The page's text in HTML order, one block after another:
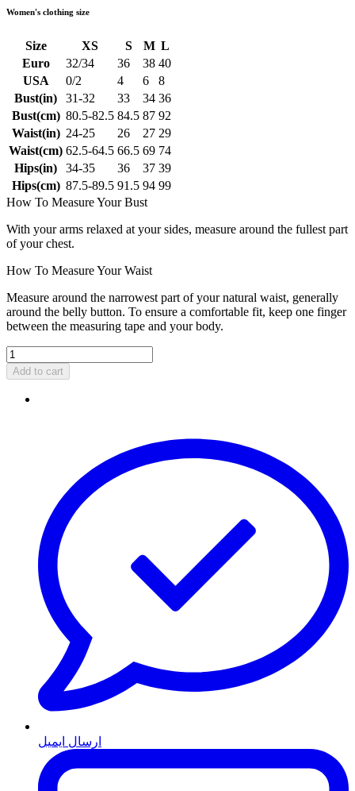
Women's clothing size
Size XS S M L
Euro
32/34 36 38 40
USA
0/2 4 6
8
Bust(in)
31-32 33 34 36
Bust(cm) 80.5-82.5 84.5 87 92
Waist(in) 24-25 26 27 29
Waist(cm) 62.5-64.5 66.5 69 74
Hips(in)
34-35 36 37 39
Hips(cm) 87.5-89.5 91.5 94 99
How To Measure Your Bust
With your arms relaxed at your sides, measure around the fullest part
of your chest.
How To Measure Your Waist
Measure around the narrowest part of your natural waist, generally
around the belly button. To ensure a comfortable fit, keep one finger
between the measuring tape and your body.
Add to cart
ارسال ایمیل